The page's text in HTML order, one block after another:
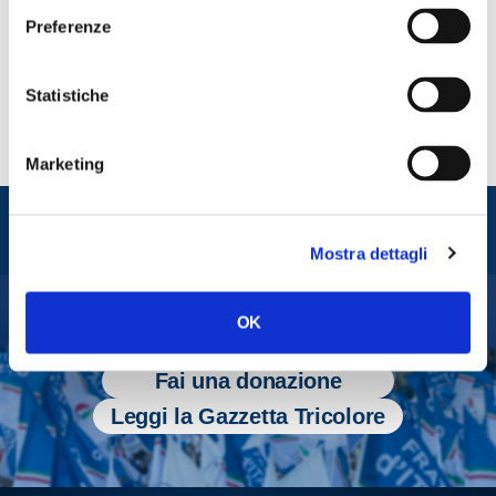
Preferenze
Statistiche
Marketing
Mostra dettagli
OK
CONDIVIDI
Fratelli d'Italia
Fai una donazione
Leggi la Gazzetta Tricolore